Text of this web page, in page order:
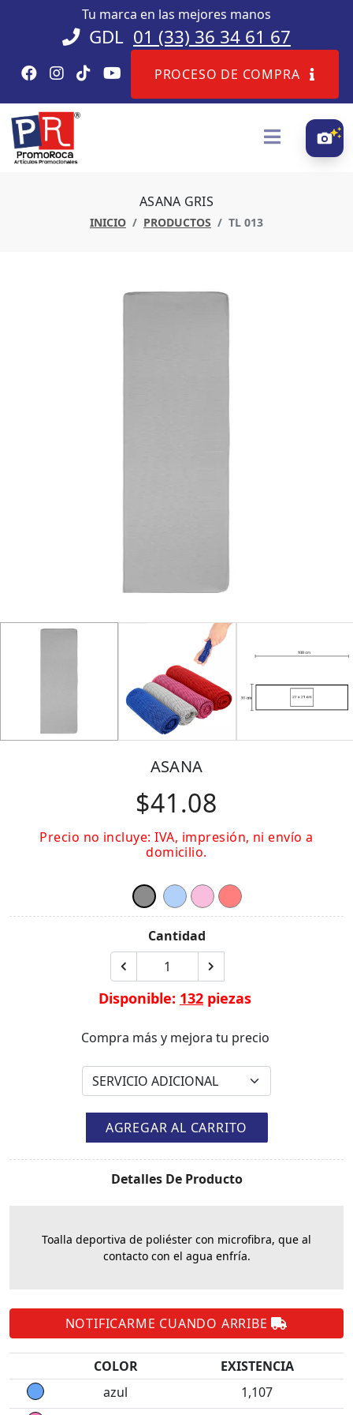
Tu marca en las mejores manos
GDL 01 (33) 36 34 61 67
PROCESO DE COMPRA
ASANA GRIS
INICIO PRODUCTOS TL 013
ASANA
$41.08
Precio no incluye: IVA, impresión, ni envío a
domicilio.
Cantidad
Disponible: 132 piezas
Compra más y mejora tu precio
AGREGAR AL CARRITO
Detalles De Producto
Toalla deportiva de poliéster con microfibra, que al
contacto con el agua enfría.
NOTIFICARME CUANDO ARRIBE
COLOR
EXISTENCIA
azul
1,107